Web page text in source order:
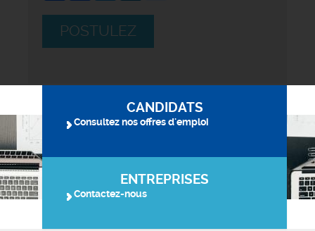
POSTULEZ
CANDIDATS
Consultez nos offres d'emploi
ENTREPRISES
Contactez-nous